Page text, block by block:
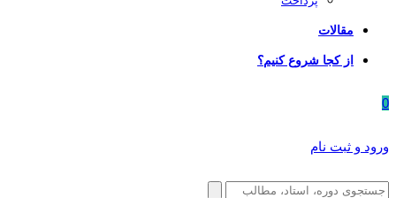
مقالات
از کجا شروع کنیم؟
0
ورود و ثبت نام